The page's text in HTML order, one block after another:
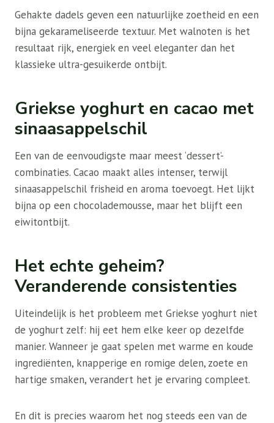
Gehakte dadels geven een natuurlijke zoetheid en een
bijna gekarameliseerde textuur. Met walnoten is het
resultaat rijk, energiek en veel eleganter dan het
klassieke ultra-gesuikerde ontbijt.
Griekse yoghurt en cacao met
sinaasappelschil
Een van de eenvoudigste maar meest ‘dessert’-
combinaties. Cacao maakt alles intenser, terwijl
sinaasappelschil frisheid en aroma toevoegt. Het lijkt
bijna op een chocolademousse, maar het blijft een
eiwitontbijt.
Het echte geheim?
Veranderende consistenties
Uiteindelijk is het probleem met Griekse yoghurt niet
de yoghurt zelf: hij eet hem elke keer op dezelfde
manier. Wanneer je gaat spelen met warme en koude
ingrediënten, knapperige en romige delen, zoete en
hartige smaken, verandert het je ervaring compleet.
En dit is precies waarom het nog steeds een van de